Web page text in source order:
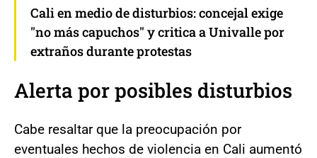
Cali en medio de disturbios: concejal exige
"no más capuchos" y critica a Univalle por
extraños durante protestas
Alerta por posibles disturbios
Cabe resaltar que la preocupación por
eventuales hechos de violencia en Cali aumentó